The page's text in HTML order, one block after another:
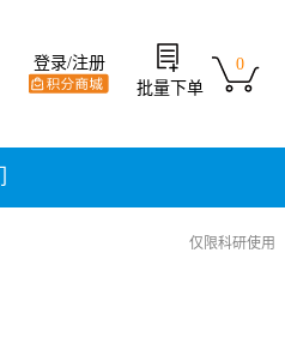
0
批量下单
登录/注册
仅限科研使用